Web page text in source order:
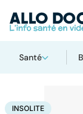
Santé
AccueilSanté
INSOLITE